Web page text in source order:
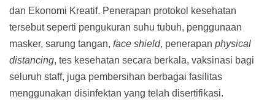
dan Ekonomi Kreatif. Penerapan protokol kesehatan
tersebut seperti pengukuran suhu tubuh, penggunaan
masker, sarung tangan, face shield, penerapan physical
distancing, tes kesehatan secara berkala, vaksinasi bagi
seluruh staff, juga pembersihan berbagai fasilitas
menggunakan disinfektan yang telah disertifikasi.